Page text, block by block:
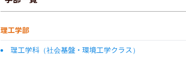
理工学部
理工学科（社会基盤・環境工学クラス）